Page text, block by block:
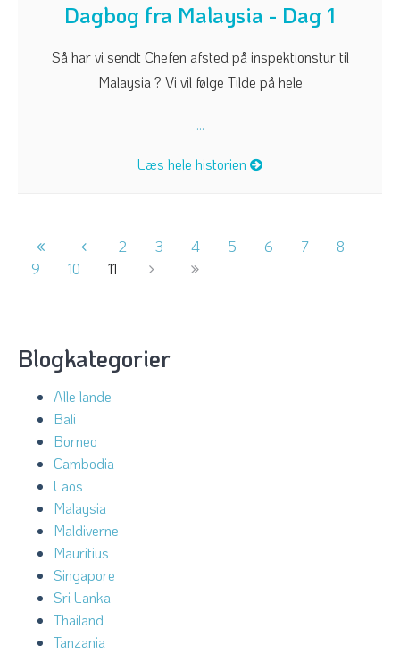
Dagbog fra Malaysia - Dag 1
Så har vi sendt Chefen afsted på inspektionstur til
Malaysia ? Vi vil følge Tilde på hele
...
Læs hele historien
2 3 4 5 6 7
8
9
10 11
Blogkategorier
Alle lande
Bali
Borneo
Cambodia
Laos
Malaysia
Maldiverne
Mauritius
Singapore
Sri Lanka
Thailand
Tanzania